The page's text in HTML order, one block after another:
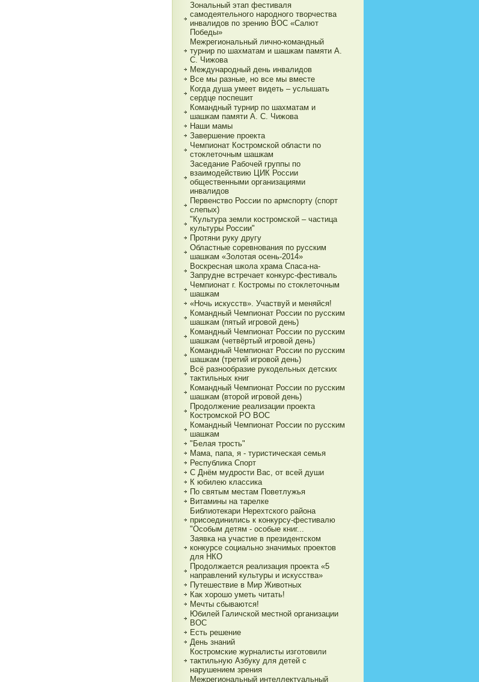
Зональный этап фестиваля
самодеятельного народного творчества
инвалидов по зрению ВОС «Салют
Победы»
Межрегиональный лично-командный
турнир по шахматам и шашкам памяти А.
С. Чижова
Международный день инвалидов
Все мы разные, но все мы вместе
Когда душа умеет видеть – услышать
сердце поспешит
Командный турнир по шахматам и
шашкам памяти А. С. Чижова
Наши мамы
Завершение проекта
Чемпионат Костромской области по
стоклеточным шашкам
Заседание Рабочей группы по
взаимодействию ЦИК России
общественными организациями
инвалидов
Первенство России по армспорту (спорт
слепых)
"Культура земли костромской – частица
культуры России"
Протяни руку другу
Областные соревнования по русским
шашкам «Золотая осень-2014»
Воскресная школа храма Спаса-на-
Запрудне встречает конкурс-фестиваль
Чемпионат г. Костромы по стоклеточным
шашкам
«Ночь искусств». Участвуй и меняйся!
Командный Чемпионат России по русским
шашкам (пятый игровой день)
Командный Чемпионат России по русским
шашкам (четвёртый игровой день)
Командный Чемпионат России по русским
шашкам (третий игровой день)
Всё разнообразие рукодельных детских
тактильных книг
Командный Чемпионат России по русским
шашкам (второй игровой день)
Продолжение реализации проекта
Костромской РО ВОС
Командный Чемпионат России по русским
шашкам
"Белая трость"
Мама, папа, я - туристическая семья
Республика Спорт
С Днём мудрости Вас, от всей души
К юбилею классика
По святым местам Поветлужья
Витамины на тарелке
Библиотекари Нерехтского района
присоединились к конкурсу-фестивалю
"Особым детям - особые книг...
Заявка на участие в президентском
конкурсе социально значимых проектов
для НКО
Продолжается реализация проекта «5
направлений культуры и искусства»
Путешествие в Мир Животных
Как хорошо уметь читать!
Мечты сбываются!
Юбилей Галичской местной организации
ВОС
Есть решение
День знаний
Костромские журналисты изготовили
тактильную Азбуку для детей с
нарушением зрения
Межрегиональный интеллектуальный